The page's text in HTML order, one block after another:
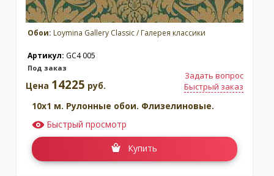
Обои: Loymina Gallery Classic / Галерея классики
Артикул: GC4 005
Под заказ
Задать вопрос
Быстрый заказ
Цена 14225 руб.
10x1 м. Рулонные обои. Флизелиновые.
Быстрый просмотр
Купить